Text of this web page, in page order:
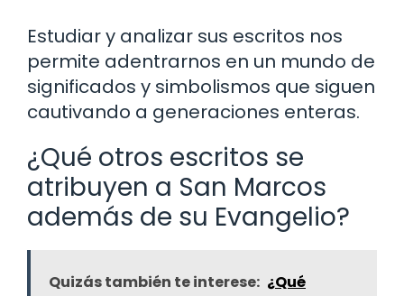
Estudiar y analizar sus escritos nos
permite adentrarnos en un mundo de
significados y simbolismos que siguen
cautivando a generaciones enteras.
¿Qué otros escritos se
atribuyen a San Marcos
además de su Evangelio?
Quizás también te interese: ¿Qué